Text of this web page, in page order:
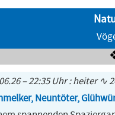
– 22:35 Uhr : heiter ∿
Neuntöter,